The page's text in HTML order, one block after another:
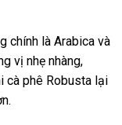
chính là Arabica và
vị nhẹ nhàng,
cà phê Robusta lại